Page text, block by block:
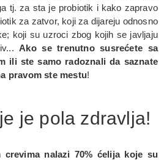
tj. za sta je probiotik i kako zapravo
za zatvor, koji za dijareju odnosno
koji su uzroci zbog kojih se javljaju
Ako se trenutno susrećete sa
ili ste samo radoznali da saznate
pravom ste mestu!
je pola zdravlja!
nalazi 70% ćelija koje su